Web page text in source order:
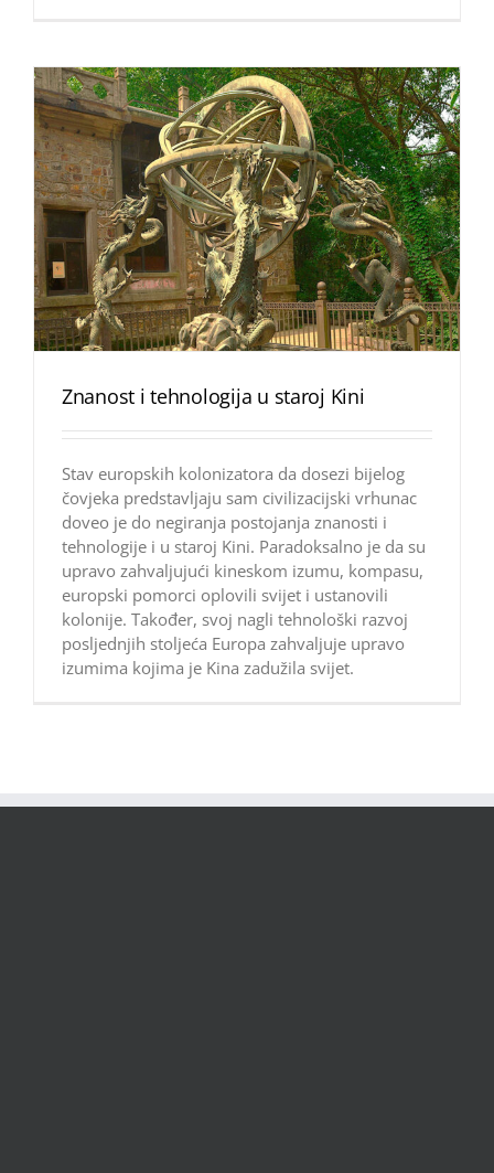
Znanost i tehnologija u staroj Kini
Stav europskih kolonizatora da dosezi bijelog
čovjeka predstavljaju sam civilizacijski vrhunac
doveo je do negiranja postojanja znanosti i
tehnologije i u staroj Kini. Paradoksalno je da su
upravo zahvaljujući kineskom izumu, kompasu,
europski pomorci oplovili svijet i ustanovili
kolonije. Također, svoj nagli tehnološki razvoj
posljednjih stoljeća Europa zahvaljuje upravo
izumima kojima je Kina zadužila svijet.